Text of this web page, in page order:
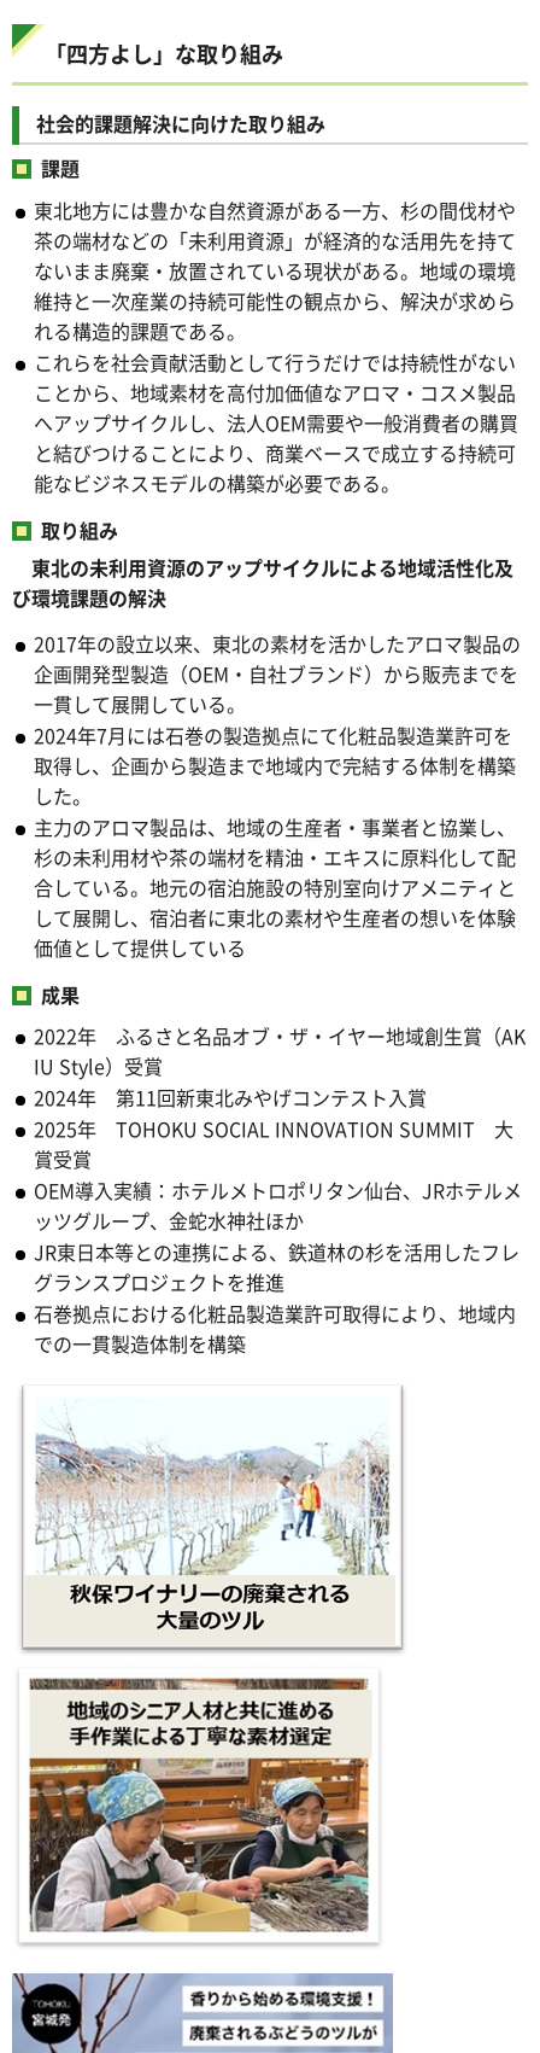
「四方よし」な取り組み
社会的課題解決に向けた取り組み
課題
東北地方には豊かな自然資源がある一方、杉の間伐材や
茶の端材などの「未利用資源」が経済的な活用先を持て
ないまま廃棄・放置されている現状がある。地域の環境
維持と一次産業の持続可能性の観点から、解決が求めら
れる構造的課題である。
これらを社会貢献活動として行うだけでは持続性がない
ことから、地域素材を高付加価値なアロマ・コスメ製品
へアップサイクルし、法人OEM需要や一般消費者の購買
と結びつけることにより、商業ベースで成立する持続可
能なビジネスモデルの構築が必要である。
取り組み
東北の未利用資源のアップサイクルによる地域活性化及
び環境課題の解決
2017年の設立以来、東北の素材を活かしたアロマ製品の
企画開発型製造（OEM・自社ブランド）から販売までを
一貫して展開している。
2024年7月には石巻の製造拠点にて化粧品製造業許可を
取得し、企画から製造まで地域内で完結する体制を構築
した。
主力のアロマ製品は、地域の生産者・事業者と協業し、
杉の未利用材や茶の端材を精油・エキスに原料化して配
合している。地元の宿泊施設の特別室向けアメニティと
して展開し、宿泊者に東北の素材や生産者の想いを体験
価値として提供している
成果
2022年 ふるさと名品オブ・ザ・イヤー地域創生賞（AK
IU Style）受賞
2024年 第11回新東北みやげコンテスト入賞
2025年 TOHOKU SOCIAL INNOVATION SUMMIT 大
賞受賞
OEM導入実績：ホテルメトロポリタン仙台、JRホテルメ
ッツグループ、金蛇水神社ほか
JR東日本等との連携による、鉄道林の杉を活用したフレ
グランスプロジェクトを推進
石巻拠点における化粧品製造業許可取得により、地域内
での一貫製造体制を構築